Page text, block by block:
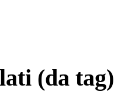
(da tag)